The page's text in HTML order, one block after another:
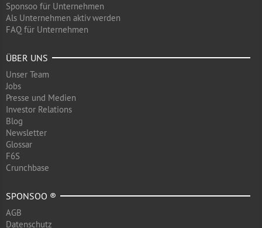
Sponsoo für Unternehmen
Als Unternehmen aktiv werden
FAQ für Unternehmen
ÜBER UNS
Unser Team
Jobs
Presse und Medien
Investor Relations
Blog
Newsletter
Glossar
F6S
Crunchbase
SPONSOO ®
AGB
Datenschutz